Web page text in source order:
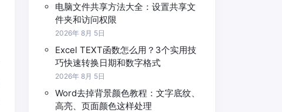
电脑文件共享方法大全：设置共享文
件夹和访问权限
2026年 8月 5日
Excel TEXT函数怎么用？3个实用技
巧快速转换日期和数字格式
2026年 8月 5日
Word去掉背景颜色教程：文字底纹、
高亮、页面颜色这样处理